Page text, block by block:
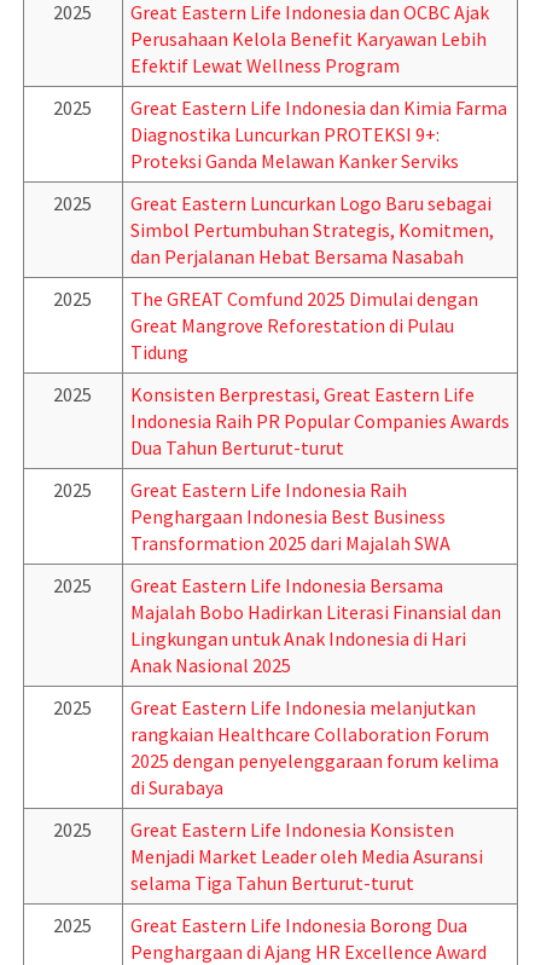
2025
Great Eastern Life Indonesia dan OCBC Ajak
Perusahaan Kelola Benefit Karyawan Lebih
Efektif Lewat Wellness Program
2025
Great Eastern Life Indonesia dan Kimia Farma
Diagnostika Luncurkan PROTEKSI 9+:
Proteksi Ganda Melawan Kanker Serviks
2025
Great Eastern Luncurkan Logo Baru sebagai
Simbol Pertumbuhan Strategis, Komitmen,
dan Perjalanan Hebat Bersama Nasabah
2025
The GREAT Comfund 2025 Dimulai dengan
Great Mangrove Reforestation di Pulau
Tidung
2025
Konsisten Berprestasi, Great Eastern Life
Indonesia Raih PR Popular Companies Awards
Dua Tahun Berturut-turut
2025
Great Eastern Life Indonesia Raih
Penghargaan Indonesia Best Business
Transformation 2025 dari Majalah SWA
2025
Great Eastern Life Indonesia Bersama
Majalah Bobo Hadirkan Literasi Finansial dan
Lingkungan untuk Anak Indonesia di Hari
Anak Nasional 2025
2025
Great Eastern Life Indonesia melanjutkan
rangkaian Healthcare Collaboration Forum
2025 dengan penyelenggaraan forum kelima
di Surabaya
2025
Great Eastern Life Indonesia Konsisten
Menjadi Market Leader oleh Media Asuransi
selama Tiga Tahun Berturut-turut
2025
Great Eastern Life Indonesia Borong Dua
Penghargaan di Ajang HR Excellence Award